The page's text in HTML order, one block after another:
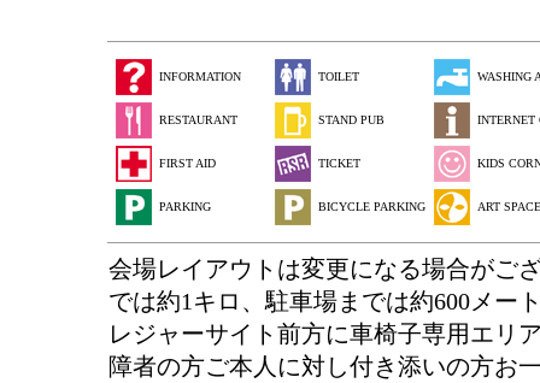
INFORMATION TOILET WASHING
RESTAURANT STAND PUB INTERNET
FIRST AID TICKET KIDS
PARKING BICYCLE PARKING ART SPACE
会場レイアウトは変更になる場合がご
では約1キロ、駐車場までは約600メー
レジャーサイト前方に車椅子専用エリ
障者の方ご本人に対し付き添いの方お